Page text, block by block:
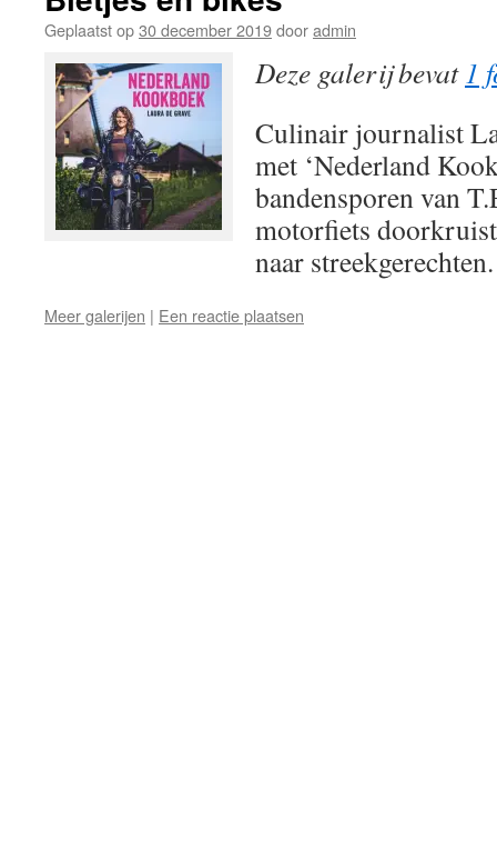
Geplaatst op30 december 2019dooradmin
Deze galerij bevat1
Culinair journalist
met ‘Nederland
bandensporen van
motorfiets
naar
Meer galerijen | Een reactie plaatsen